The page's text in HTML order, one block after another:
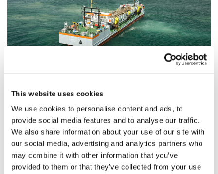
This website uses cookies
We use cookies to personalise content and ads, to
provide social media features and to analyse our traffic.
We also share information about your use of our site with
our social media, advertising and analytics partners who
may combine it with other information that you’ve
provided to them or that they’ve collected from your use